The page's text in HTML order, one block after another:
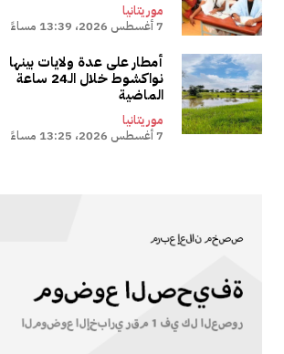
موريتانيا
7 أغسطس 2026، 13:39 مساءً
أمطار على عدة ولايات بينها
نواكشوط خلال الـ24 ساعة
الماضية
موريتانيا
7 أغسطس 2026، 13:25 مساءً